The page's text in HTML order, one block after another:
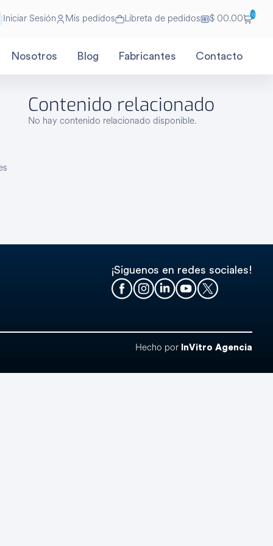
Iniciar Sesión Mis pedidos Libreta de pedidos $ 00.00 0
Nosotros Blog Fabricantes Contacto
Contenido relacionado
No hay contenido relacionado disponible.
¡Siguenos en redes sociales!
Hecho por InVitro Agencia